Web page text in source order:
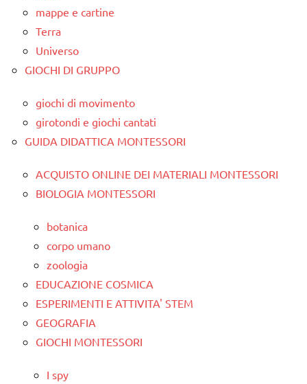
mappe e cartine
Terra
Universo
GIOCHI DI GRUPPO
giochi di movimento
girotondi e giochi cantati
GUIDA DIDATTICA MONTESSORI
ACQUISTO ONLINE DEI MATERIALI MONTESSORI
BIOLOGIA MONTESSORI
botanica
corpo umano
zoologia
EDUCAZIONE COSMICA
ESPERIMENTI E ATTIVITA' STEM
GEOGRAFIA
GIOCHI MONTESSORI
I spy